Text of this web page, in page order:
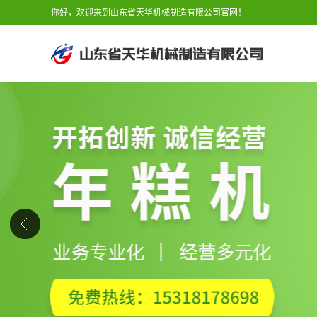
你好，欢迎来到山东省天华机械制造有限公司官网！